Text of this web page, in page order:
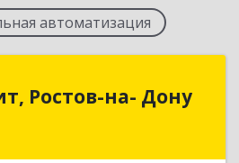
автоматизация
Ростов-на- Дону
Ростов-на- Дону
обл, Ростов-на-Дону г,